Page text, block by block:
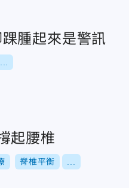
腫起來是警訊
起腰椎
脊椎平衡